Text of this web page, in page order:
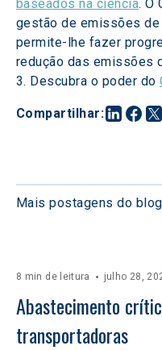
Compartilhar:
baseados na ciência. O
gestão de emissões
permite-lhe fazer
redução das emissões
3. Descubra o poder do
Mais postagens do blog
8 min de leitura julho 28,
Abastecimento
transportadoras